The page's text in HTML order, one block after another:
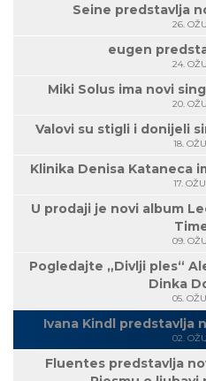
Seine predstavlja
26.
eugen
24.
Miki Solus ima novi
20.
Valovi su stigli i donijeli
18.
Klinika Denisa Kataneca
17.
U prodaji je novi album
09.
Pogledajte „Divlji ples“
Dinka
05.
Ivana Kindl predstavlja
02.
Fluentes predstavlja